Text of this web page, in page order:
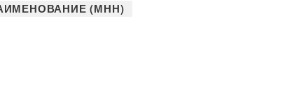
(МНН)